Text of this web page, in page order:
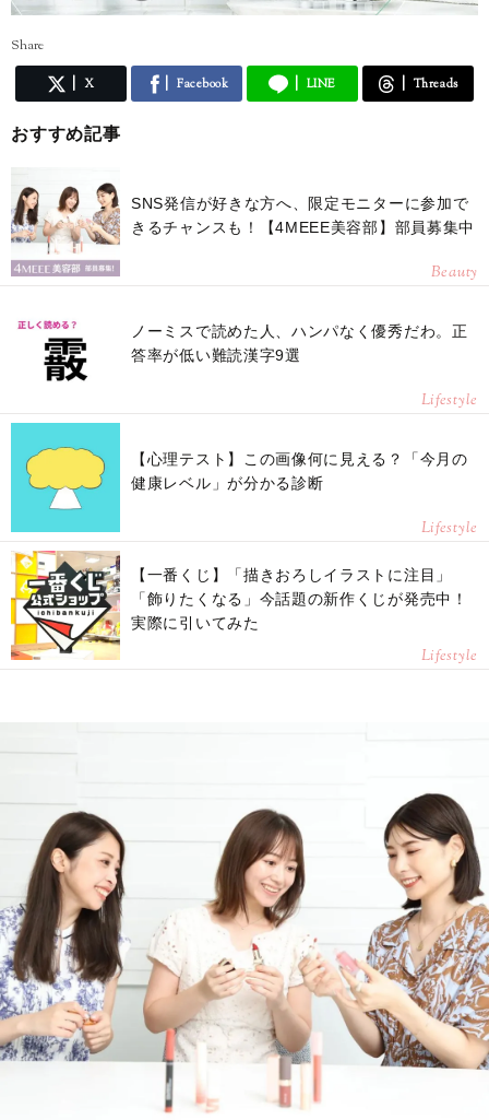
Share
X Facebook LINE Threads
おすすめ記事
SNS発信が好きな方へ、限定モニターに参加で
きるチャンスも！【4MEEE美容部】部員募集中
Beauty
ノーミスで読めた人、ハンパなく優秀だわ。正
答率が低い難読漢字9選
Lifestyle
【心理テスト】この画像何に見える？「今月の
健康レベル」が分かる診断
Lifestyle
【一番くじ】「描きおろしイラストに注目」
「飾りたくなる」今話題の新作くじが発売中！
実際に引いてみた
Lifestyle